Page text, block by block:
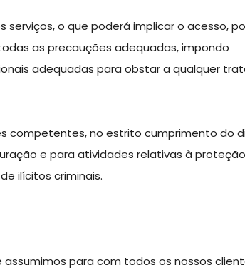
o que poderá implicar o acesso,
as precauções adequadas, impondo
adequadas para obstar a qualquer
competentes, no estrito cumprimento do
e para atividades relativas à
ilícitos criminais.
para com todos os nossos